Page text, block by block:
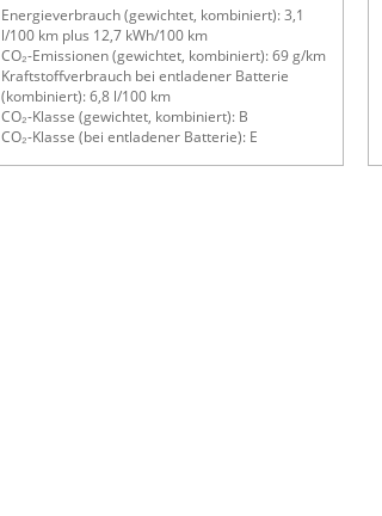
Energieverbrauch (gewichtet, kombiniert): 3,1
l/100 km plus 12,7 kWh/100 km
CO₂-Emissionen (gewichtet, kombiniert): 69 g/km
Kraftstoffverbrauch bei entladener Batterie
(kombiniert): 6,8 l/100 km
CO₂-Klasse (gewichtet, kombiniert): B
CO₂-Klasse (bei entladener Batterie): E